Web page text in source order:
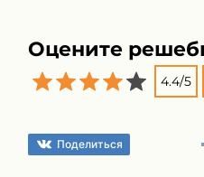
Оцените
4.4/5
Поделиться